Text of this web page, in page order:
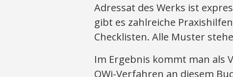
Adressat des Werks ist
gibt es zahlreiche
Checklisten. Alle Muster
Im Ergebnis kommt man als
OWi-Verfahren an diesem